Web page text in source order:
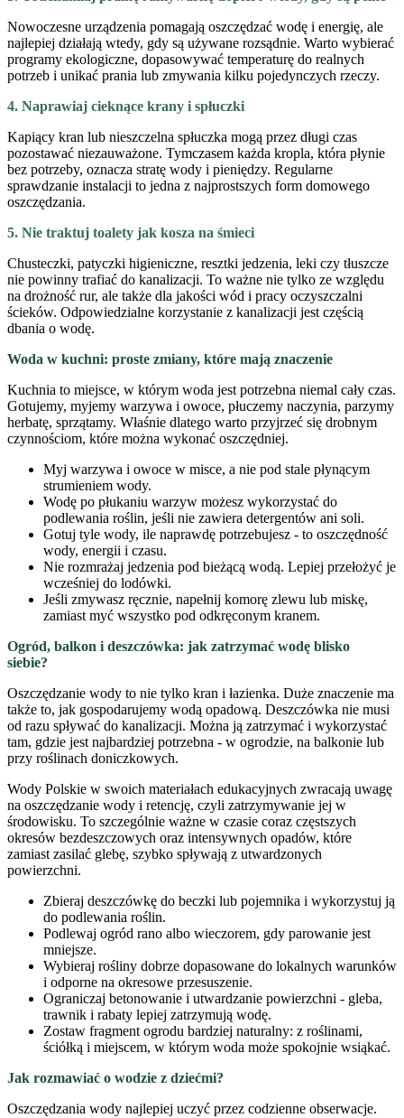
Nowoczesne urządzenia pomagają oszczędzać wodę i energię, ale
najlepiej działają wtedy, gdy są używane rozsądnie. Warto wybierać
programy ekologiczne, dopasowywać temperaturę do realnych
potrzeb i unikać prania lub zmywania kilku pojedynczych rzeczy.
4. Naprawiaj cieknące krany i spłuczki
Kapiący kran lub nieszczelna spłuczka mogą przez długi czas
pozostawać niezauważone. Tymczasem każda kropla, która płynie
bez potrzeby, oznacza stratę wody i pieniędzy. Regularne
sprawdzanie instalacji to jedna z najprostszych form domowego
oszczędzania.
5. Nie traktuj toalety jak kosza na śmieci
Chusteczki, patyczki higieniczne, resztki jedzenia, leki czy tłuszcze
nie powinny trafiać do kanalizacji. To ważne nie tylko ze względu
na drożność rur, ale także dla jakości wód i pracy oczyszczalni
ścieków. Odpowiedzialne korzystanie z kanalizacji jest częścią
dbania o wodę.
Woda w kuchni: proste zmiany, które mają znaczenie
Kuchnia to miejsce, w którym woda jest potrzebna niemal cały czas.
Gotujemy, myjemy warzywa i owoce, płuczemy naczynia, parzymy
herbatę, sprzątamy. Właśnie dlatego warto przyjrzeć się drobnym
czynnościom, które można wykonać oszczędniej.
Myj warzywa i owoce w misce, a nie pod stale płynącym
strumieniem wody.
Wodę po płukaniu warzyw możesz wykorzystać do
podlewania roślin, jeśli nie zawiera detergentów ani soli.
Gotuj tyle wody, ile naprawdę potrzebujesz - to oszczędność
wody, energii i czasu.
Nie rozmrażaj jedzenia pod bieżącą wodą. Lepiej przełożyć je
wcześniej do lodówki.
Jeśli zmywasz ręcznie, napełnij komorę zlewu lub miskę,
zamiast myć wszystko pod odkręconym kranem.
Ogród, balkon i deszczówka: jak zatrzymać wodę blisko
siebie?
Oszczędzanie wody to nie tylko kran i łazienka. Duże znaczenie ma
także to, jak gospodarujemy wodą opadową. Deszczówka nie musi
od razu spływać do kanalizacji. Można ją zatrzymać i wykorzystać
tam, gdzie jest najbardziej potrzebna - w ogrodzie, na balkonie lub
przy roślinach doniczkowych.
Wody Polskie w swoich materiałach edukacyjnych zwracają uwagę
na oszczędzanie wody i retencję, czyli zatrzymywanie jej w
środowisku. To szczególnie ważne w czasie coraz częstszych
okresów bezdeszczowych oraz intensywnych opadów, które
zamiast zasilać glebę, szybko spływają z utwardzonych
powierzchni.
Zbieraj deszczówkę do beczki lub pojemnika i wykorzystuj ją
do podlewania roślin.
Podlewaj ogród rano albo wieczorem, gdy parowanie jest
mniejsze.
Wybieraj rośliny dobrze dopasowane do lokalnych warunków
i odporne na okresowe przesuszenie.
Ograniczaj betonowanie i utwardzanie powierzchni - gleba,
trawnik i rabaty lepiej zatrzymują wodę.
Zostaw fragment ogrodu bardziej naturalny: z roślinami,
ściółką i miejscem, w którym woda może spokojnie wsiąkać.
Jak rozmawiać o wodzie z dziećmi?
Oszczędzania wody najlepiej uczyć przez codzienne obserwacje.